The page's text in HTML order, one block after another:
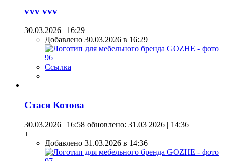
vvv vvv
30.03.2026 | 16:29
Добавлено 30.03.2026 в 16:29
Ссылка
Стася Котова
30.03.2026 | 16:58 обновлено: 31.03 2026 | 14:36
+
Добавлено 31.03.2026 в 14:36